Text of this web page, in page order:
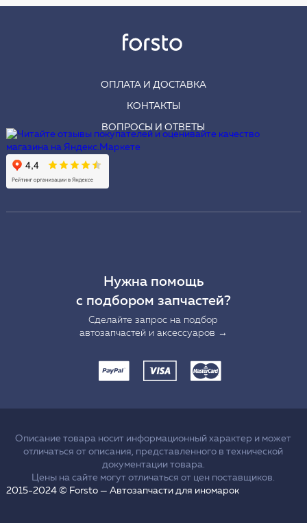
ОПЛАТА И ДОСТАВКА
КОНТАКТЫ
ВОПРОСЫ И ОТВЕТЫ
Нужна помощь
с подбором запчастей?
Сделайте запрос на подбор
автозапчастей и аксессуаров →
Описание товара носит информационный характер и может
отличаться от описания, представленного в технической
документации товара.
Цены на сайте могут отличаться от цен поставщиков.
2015-2024 © Forsto — Автозапчасти для иномарок